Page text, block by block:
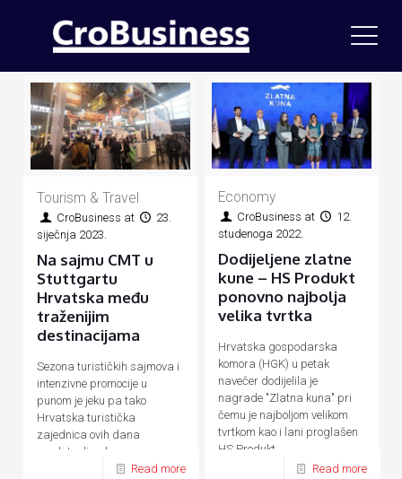
Tourism & Travel
CroBusiness at
23.
siječnja 2023.
Na sajmu CMT u
Stuttgartu
Hrvatska među
traženijim
destinacijama
Sezona turističkih sajmova i
intenzivne promocije u
punom je jeku pa tako
Hrvatska turistička
zajednica ovih dana
predstavlja ukupnu
hrvatsku turističku ponudu
Read more
Economy
CroBusiness at
12.
studenoga 2022.
Dodijeljene zlatne
kune – HS Produkt
ponovno najbolja
velika tvrtka
Hrvatska gospodarska
komora (HGK) u petak
navečer dodijelila je
nagrade "Zlatna kuna" pri
čemu je najboljom velikom
tvrtkom kao i lani proglašen
HS Produkt
Read more